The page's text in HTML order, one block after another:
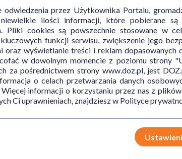
konsultacji z lekarzem.
bezpośrednio na skórę, z wyjątkiem olejku z drzewa
na którykolwiek ze składników.
na słońce i lampy UV.
odwiedzenia przez Użytkownika Portalu,
niewielkie ilości informacji, które pobierane
Pliki cookies są powszechnie stosowane w
funkcji serwisu, zwiększenie jego
oraz wyświetlanie treści i reklam
w dowolnym momencie z poziomu strony
za pośrednictwem strony www.doz.pl, jest
o celach przetwarzania danych
informacji o korzystaniu przez nas z
Ci uprawnieniach, znajdziesz w Polityce